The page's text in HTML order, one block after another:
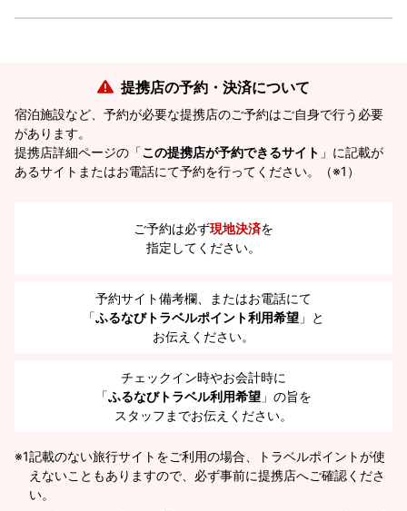
提携店の予約・決済について
宿泊施設など、予約が必要な提携店のご予約はご自身で行う必要
があります。
提携店詳細ページの「この提携店が予約できるサイト 」に記載が
あるサイトまたはお電話にて予約を行ってください。（※1）
ご予約は必ず現地決済を
指定してください。
予約サイト備考欄、またはお電話にて
「ふるなびトラベルポイント利用希望 」と
お伝えください。
チェックイン時やお会計時に
「ふるなびトラベル利用希望 」の旨を
スタッフまでお伝えください。
※1記載のない旅行サイトをご利用の場合、トラベルポイントが使
えないこともありますので、必ず事前に提携店へご確認くださ
い。